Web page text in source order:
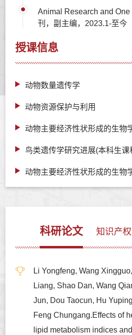
Animal Research and
刊，副主编，2023.1-至今
授课信息
动物数量遗传学
动物资源保护与利用
动物主要经济性状形成的生物
鸟类遗传学研究进展(本科生课
动物主要经济性状形成的生物
科研论文 知识产权
Li Yongfeng, Wang
Liang, Shao Dan, Wang
Jun, Dou Taocun, Hu
Feng Chungang.Effects of
lipid metabolism indices